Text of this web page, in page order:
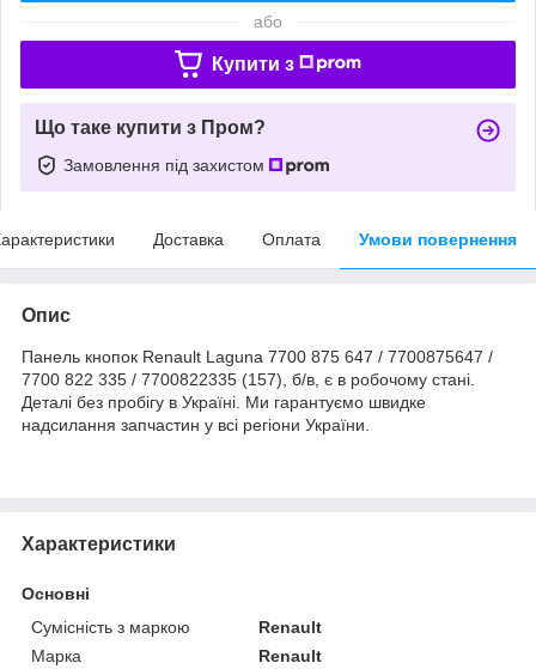
або
Купити з
Що таке купити з Пром?
Замовлення під захистом
Доставка Оплата Умови повернення
Опис
Панель кнопок Renault Laguna 7700 875 647 / 7700875647 /
7700 822 335 / 7700822335 (157), б/в, є в робочому стані.
Деталі без пробігу в Україні. Ми гарантуємо швидке
надсилання запчастин у всі регіони України.
Характеристики
Основні
Сумісність з маркою
Renault
Марка
Renault